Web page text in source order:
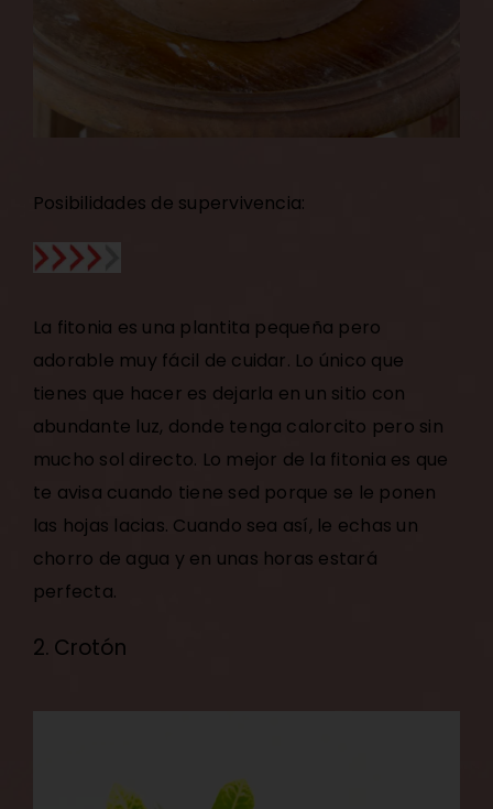
Posibilidades de supervivencia:
La fitonia es una plantita pequeña pero
adorable muy fácil de cuidar. Lo único que
tienes que hacer es dejarla en un sitio con
abundante luz, donde tenga calorcito pero sin
mucho sol directo. Lo mejor de la fitonia es que
te avisa cuando tiene sed porque se le ponen
las hojas lacias. Cuando sea así, le echas un
chorro de agua y en unas horas estará
perfecta.
2. Crotón